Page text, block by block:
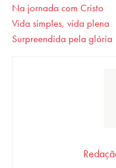
Na jornada com Cristo
Vida simples, vida plena
Surpreendida pela glória